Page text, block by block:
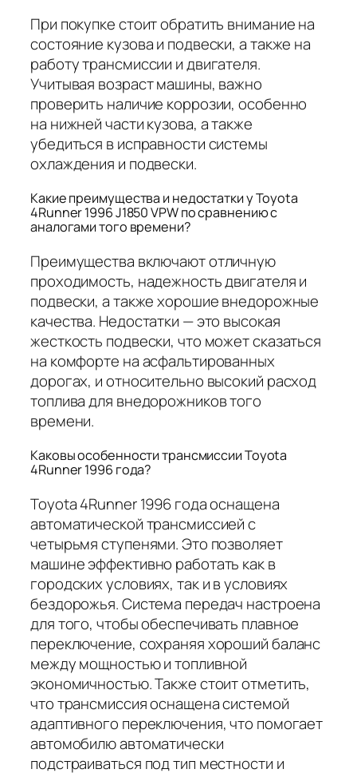
При покупке стоит обратить внимание на
состояние кузова и подвески, а также на
работу трансмиссии и двигателя.
Учитывая возраст машины, важно
проверить наличие коррозии, особенно
на нижней части кузова, а также
убедиться в исправности системы
охлаждения и подвески.
Какие преимущества и недостатки у Toyota
4Runner 1996 J1850 VPW по сравнению с
аналогами того времени?
Преимущества включают отличную
проходимость, надежность двигателя и
подвески, а также хорошие внедорожные
качества. Недостатки — это высокая
жесткость подвески, что может сказаться
на комфорте на асфальтированных
дорогах, и относительно высокий расход
топлива для внедорожников того
времени.
Каковы особенности трансмиссии Toyota
4Runner 1996 года?
Toyota 4Runner 1996 года оснащена
автоматической трансмиссией с
четырьмя ступенями. Это позволяет
машине эффективно работать как в
городских условиях, так и в условиях
бездорожья. Система передач настроена
для того, чтобы обеспечивать плавное
переключение, сохраняя хороший баланс
между мощностью и топливной
экономичностью. Также стоит отметить,
что трансмиссия оснащена системой
адаптивного переключения, что помогает
автомобилю автоматически
подстраиваться под тип местности и